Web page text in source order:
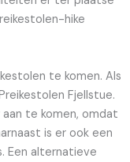
hike
te komen. Als
Fjellstue.
te komen, omdat
is er ook een
Een alternatieve